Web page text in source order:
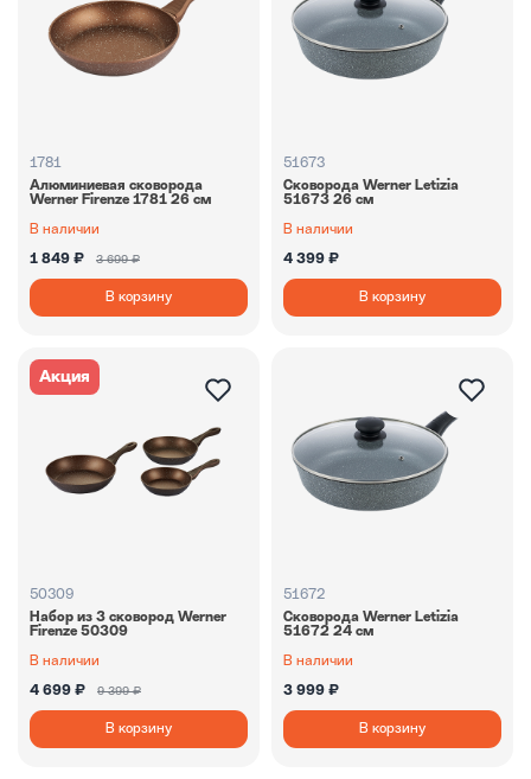
1781
Алюминиевая сковорода
Werner Firenze 1781 26 см
В наличии
1 849 ₽ 3 699 ₽
В корзину
51673
Сковорода Werner Letizia
51673 26 см
В наличии
4 399 ₽
В корзину
Акция
50309
Набор из 3 сковород Werner
Firenze 50309
В наличии
4 699 ₽ 9 399 ₽
В корзину
51672
Сковорода Werner Letizia
51672 24 см
В наличии
3 999 ₽
В корзину